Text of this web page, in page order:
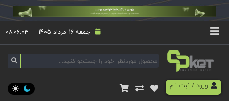
جمعه 16 مرداد 1405 ۰۸:۰۶:۰۴
ورود/ ثبت نام